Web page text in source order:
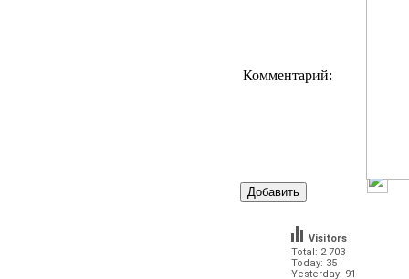
Комментарий:
Total: 2 703
Today: 35
Yesterday: 91
Visitors